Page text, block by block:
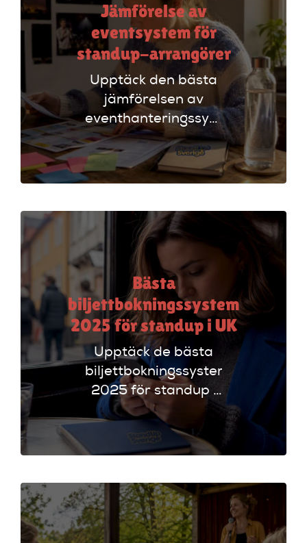
Jämförelse av
eventsystem för
standup-arrangörer
Upptäck den bästa
jämförelsen av
eventhanteringssystem
för standup-
arrangörer. Få
insikter om
evenemangskalender
och biljettlänkar!
Bästa
biljettbokningssystem
2025 för standup i UK
Upptäck de bästa
biljettbokningssystem
2025 för standup i
UK. Jämför
plattformar som
Ticketmaster och
rätt alternativ!